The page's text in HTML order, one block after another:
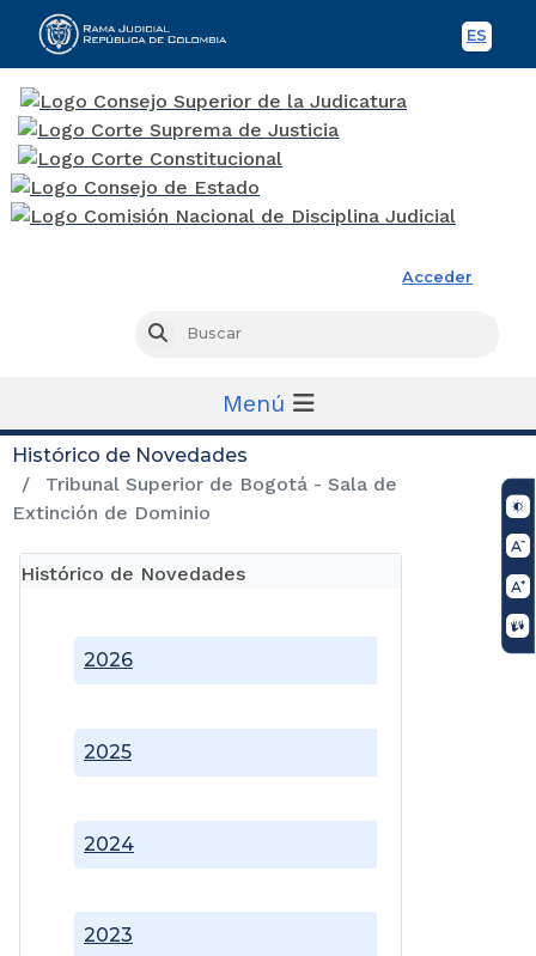
ES
Acceder
Buscar
Menú
Histórico de Novedades
Tribunal Superior de Bogotá - Sala de
Extinción de Dominio
Histórico de Novedades
2023
2024
2025
2026